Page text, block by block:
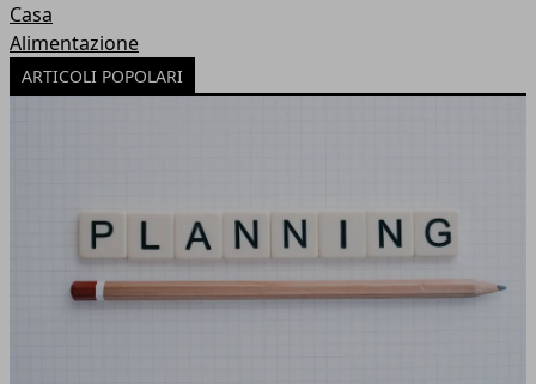
Casa
Alimentazione
ARTICOLI POPOLARI